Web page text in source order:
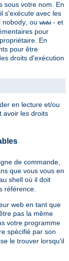
sous votre nom. En
s'exécute avec les
nobody , ou www- et
pour
En
pour être
droits d'exécution
en lecture et/ou
avoir les droits
de commande,
que vous vous en
shell où il doit
référence.
web en tant que
pas la même
votre programme
spécifié par son
le trouver lorsqu'il